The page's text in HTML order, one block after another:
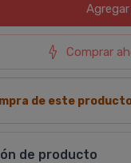
Agregar
Comprar
de este
de producto